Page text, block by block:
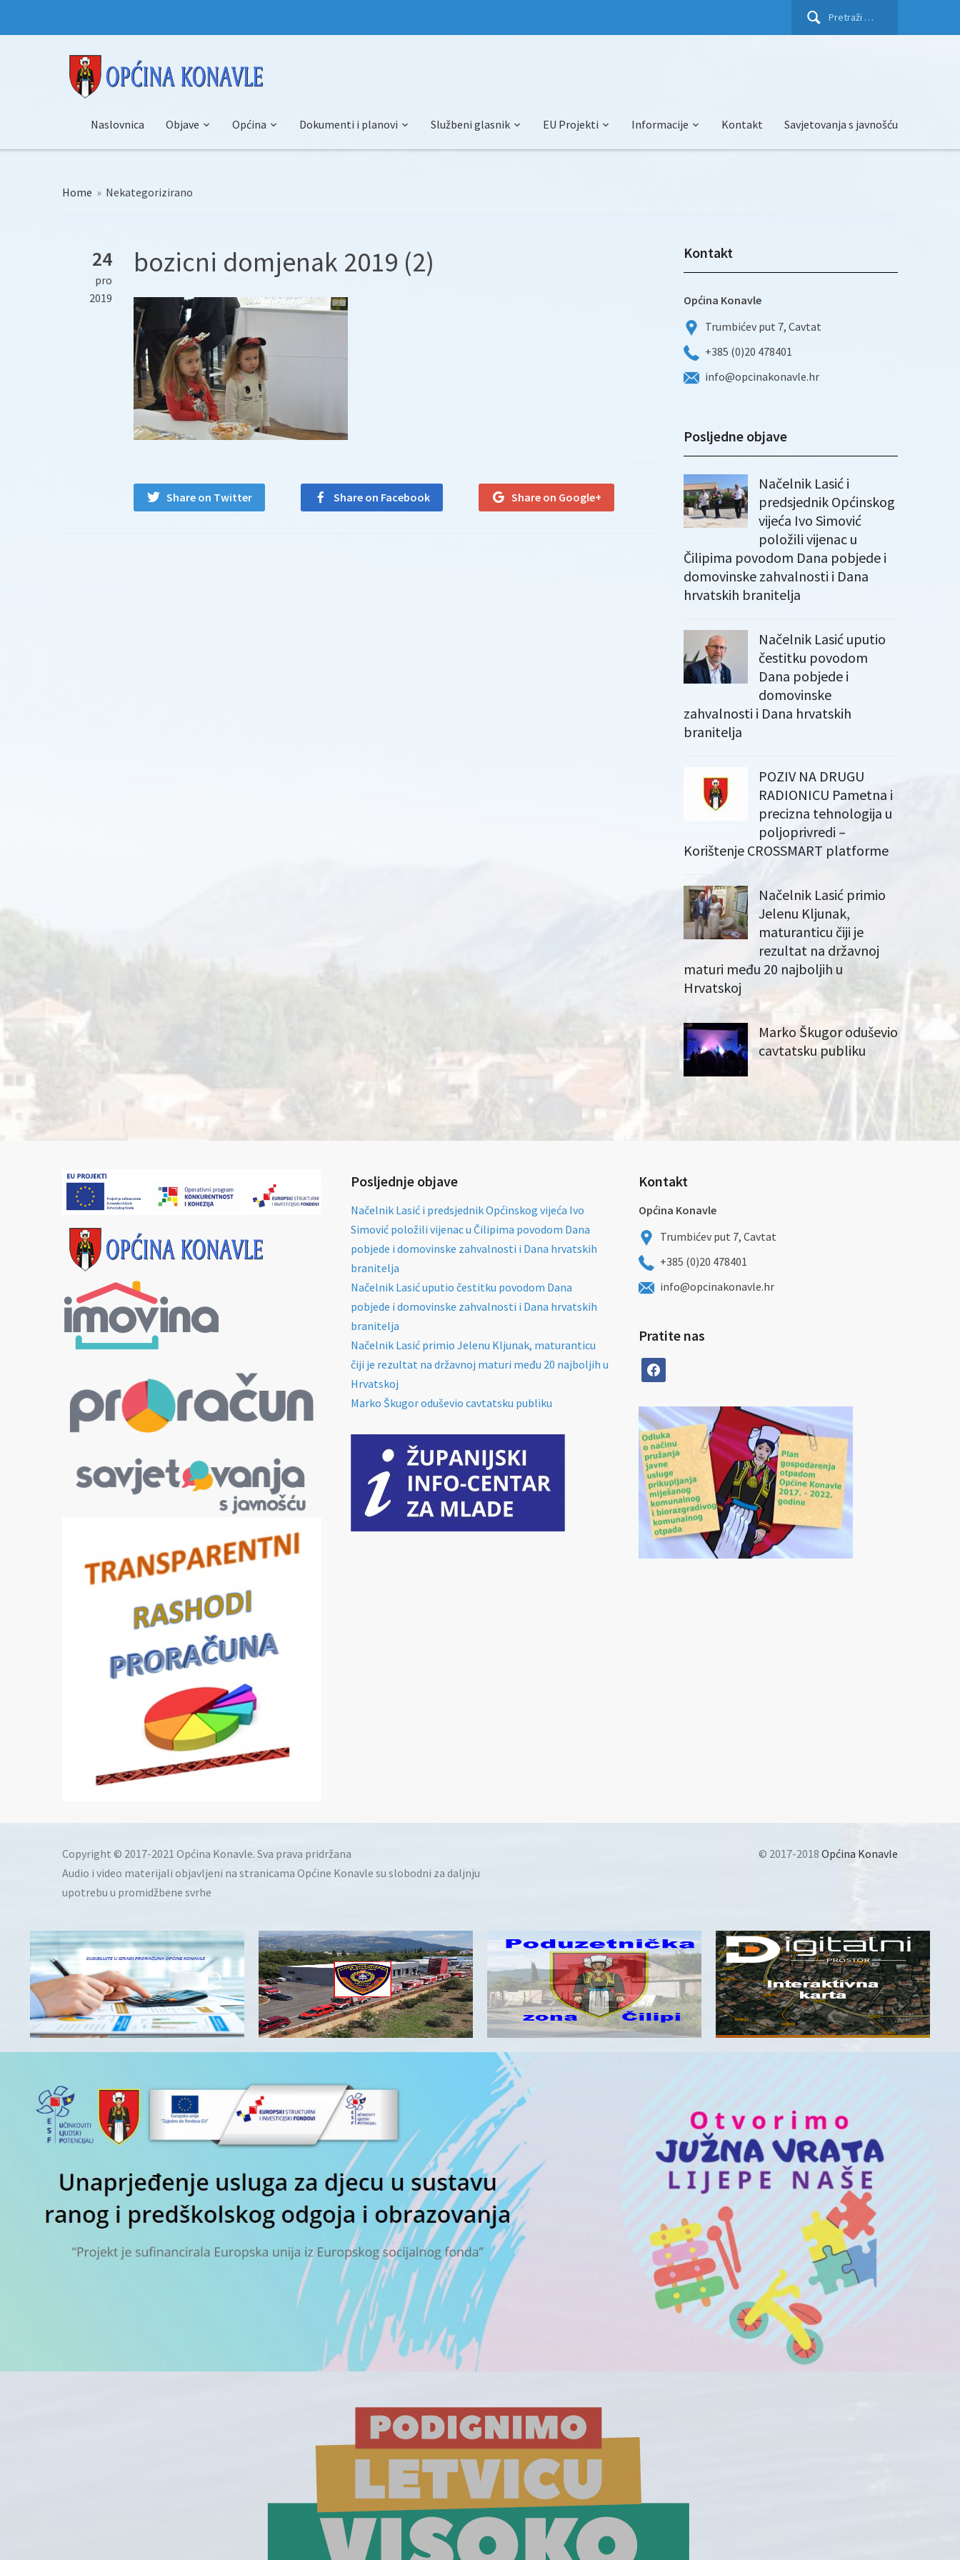
Pretraži:
Naslovnica Objave Općina Dokumenti i planovi Službeni glasnik EU Projekti Informacije Kontakt Savjetovanja s javnošću
Home » Nekategorizirano
24
pro
2019
bozicni domjenak 2019 (2)
Share on Twitter Share on Facebook Share on Google+
Kontakt
Općina Konavle
Trumbićev put 7, Cavtat
+385 (0)20 478401
info@opcinakonavle.hr
Posljedne objave
Načelnik Lasić i
predsjednik Općinskog
vijeća Ivo Simović
položili vijenac u
Čilipima povodom Dana pobjede i
domovinske zahvalnosti i Dana
hrvatskih branitelja
Načelnik Lasić uputio
čestitku povodom
Dana pobjede i
domovinske
zahvalnosti i Dana hrvatskih
branitelja
POZIV NA DRUGU
RADIONICU Pametna i
precizna tehnologija u
poljoprivredi –
Korištenje CROSSMART platforme
Načelnik Lasić primio
Jelenu Kljunak,
maturanticu čiji je
rezultat na državnoj
maturi među 20 najboljih u
Hrvatskoj
Marko Škugor oduševio
cavtatsku publiku
Posljednje objave
Načelnik Lasić i predsjednik Općinskog vijeća Ivo
Simović položili vijenac u Čilipima povodom Dana
pobjede i domovinske zahvalnosti i Dana hrvatskih
branitelja
Načelnik Lasić uputio čestitku povodom Dana
pobjede i domovinske zahvalnosti i Dana hrvatskih
branitelja
Načelnik Lasić primio Jelenu Kljunak, maturanticu
čiji je rezultat na državnoj maturi među 20 najboljih u
Hrvatskoj
Marko Škugor oduševio cavtatsku publiku
Kontakt
Općina Konavle
Trumbićev put 7, Cavtat
+385 (0)20 478401
info@opcinakonavle.hr
Pratite nas
facebook
Copyright © 2017-2021 Općina Konavle. Sva prava pridržana
Audio i video materijali objavljeni na stranicama Općine Konavle su slobodni za daljnju
upotrebu u promidžbene svrhe
© 2017-2018 Općina Konavle